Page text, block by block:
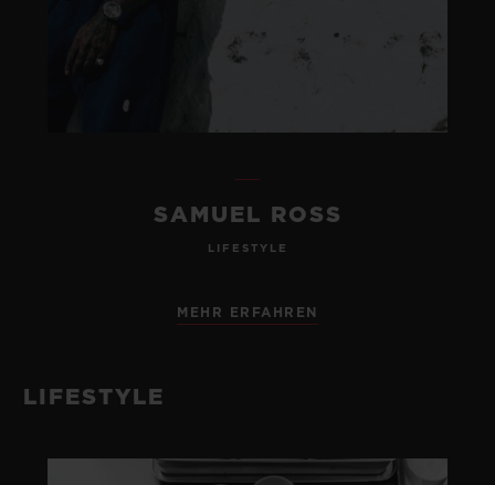
SAMUEL ROSS
LIFESTYLE
MEHR ERFAHREN
LIFESTYLE